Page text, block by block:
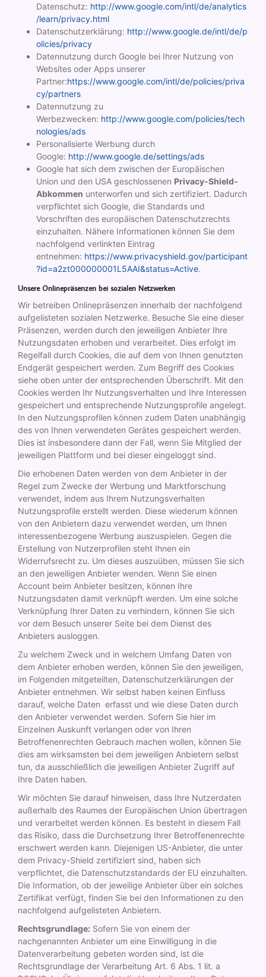
Datenschutz: http://www.google.com/intl/de/analytics
/learn/privacy.html
Datenschutzerklärung: http://www.google.de/intl/de/p
olicies/privacy
Datennutzung durch Google bei Ihrer Nutzung von
Websites oder Apps unserer
Partner:https://www.google.com/intl/de/policies/priva
cy/partners
Datennutzung zu
Werbezwecken: http://www.google.com/policies/tech
nologies/ads
Personalisierte Werbung durch
Google: http://www.google.de/settings/ads
Google hat sich dem zwischen der Europäischen
Union und den USA geschlossenen Privacy-Shield-
Abkommen unterworfen und sich zertifiziert. Dadurch
verpflichtet sich Google, die Standards und
Vorschriften des europäischen Datenschutzrechts
einzuhalten. Nähere Informationen können Sie dem
nachfolgend verlinkten Eintrag
entnehmen: https://www.privacyshield.gov/participant
?id=a2zt000000001L5AAI&status=Active.
Unsere Onlinepräsenzen bei sozialen Netzwerken
Wir betreiben Onlinepräsenzen innerhalb der nachfolgend
aufgelisteten sozialen Netzwerke. Besuche Sie eine dieser
Präsenzen, werden durch den jeweiligen Anbieter Ihre
Nutzungsdaten erhoben und verarbeitet. Dies erfolgt im
Regelfall durch Cookies, die auf dem von Ihnen genutzten
Endgerät gespeichert werden. Zum Begriff des Cookies
siehe oben unter der entsprechenden Überschrift. Mit den
Cookies werden Ihr Nutzungsverhalten und Ihre Interessen
gespeichert und entsprechende Nutzungsprofile angelegt.
In den Nutzungsprofilen können zudem Daten unabhängig
des von Ihnen verwendeten Gerätes gespeichert werden.
Dies ist insbesondere dann der Fall, wenn Sie Mitglied der
jeweiligen Plattform und bei dieser eingeloggt sind.
Die erhobenen Daten werden von dem Anbieter in der
Regel zum Zwecke der Werbung und Marktforschung
verwendet, indem aus Ihrem Nutzungsverhalten
Nutzungsprofile erstellt werden. Diese wiederum können
von den Anbietern dazu verwendet werden, um Ihnen
interessenbezogene Werbung auszuspielen. Gegen die
Erstellung von Nutzerprofilen steht Ihnen ein
Widerrufsrecht zu. Um dieses auszuüben, müssen Sie sich
an den jeweiligen Anbieter wenden. Wenn Sie einen
Account beim Anbieter besitzen, können Ihre
Nutzungsdaten damit verknüpft werden. Um eine solche
Verknüpfung Ihrer Daten zu verhindern, können Sie sich
vor dem Besuch unserer Seite bei dem Dienst des
Anbieters ausloggen.
Zu welchem Zweck und in welchem Umfang Daten von
dem Anbieter erhoben werden, können Sie den jeweiligen,
im Folgenden mitgeteilten, Datenschutzerklärungen der
Anbieter entnehmen. Wir selbst haben keinen Einfluss
darauf, welche Daten erfasst und wie diese Daten durch
den Anbieter verwendet werden. Sofern Sie hier im
Einzelnen Auskunft verlangen oder von Ihren
Betroffenenrechten Gebrauch machen wollen, können Sie
dies am wirksamsten bei dem jeweiligen Anbietern selbst
tun, da ausschließlich die jeweiligen Anbieter Zugriff auf
Ihre Daten haben.
Wir möchten Sie darauf hinweisen, dass Ihre Nutzerdaten
außerhalb des Raumes der Europäischen Union übertragen
und verarbeitet werden können. Es besteht in diesem Fall
das Risiko, dass die Durchsetzung Ihrer Betroffenenrechte
erschwert werden kann. Diejenigen US-Anbieter, die unter
dem Privacy-Shield zertifiziert sind, haben sich
verpflichtet, die Datenschutzstandards der EU einzuhalten.
Die Information, ob der jeweilige Anbieter über ein solches
Zertifikat verfügt, finden Sie bei den Informationen zu den
nachfolgend aufgelisteten Anbietern.
Rechtsgrundlage: Sofern Sie von einem der
nachgenannten Anbieter um eine Einwilligung in die
Datenverarbeitung gebeten worden sind, ist die
Rechtsgrundlage der Verarbeitung Art. 6 Abs. 1 lit. a